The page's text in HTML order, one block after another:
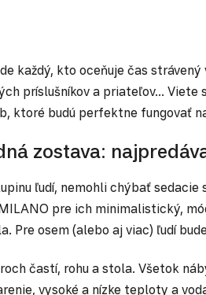
každý, kto oceňuje čas
príslušníkov a priateľov...
ktoré budú perfektne
zostava:
ľudí, nemohli chýbať
pre ich minimalistický,
Pre osem (alebo aj viac) ľudí
častí, rohu a stola. Všetok
vysoké a nízke teploty a